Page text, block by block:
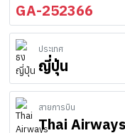
GA-252366
ประเทศ
ญี่ปุ่น
สายการบิน
Thai Airways